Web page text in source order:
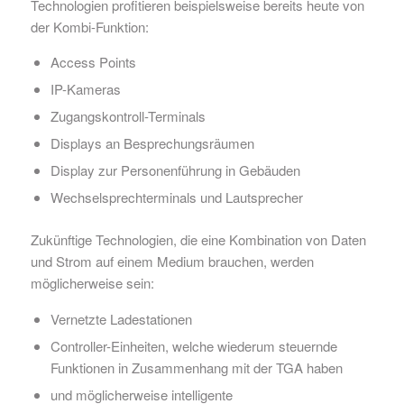
Technologien profitieren beispielsweise bereits heute von
der Kombi-Funktion:
Access Points
IP-Kameras
Zugangskontroll-Terminals
Displays an Besprechungsräumen
Display zur Personenführung in Gebäuden
Wechselsprechterminals und Lautsprecher
Zukünftige Technologien, die eine Kombination von Daten
und Strom auf einem Medium brauchen, werden
möglicherweise sein:
Vernetzte Ladestationen
Controller-Einheiten, welche wiederum steuernde
Funktionen in Zusammenhang mit der TGA haben
und möglicherweise intelligente